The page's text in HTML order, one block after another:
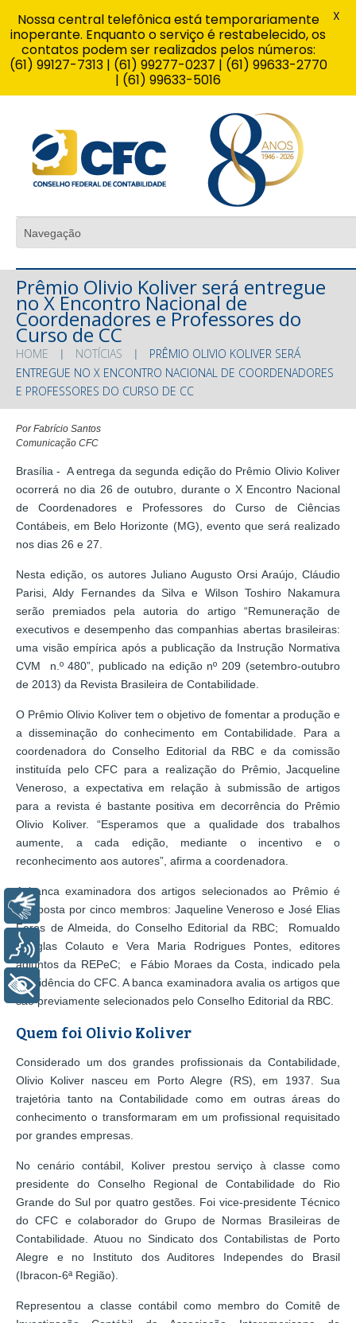
Prêmio Olivio Koliver será entregue
no X Encontro Nacional de
Coordenadores e Professores do
Curso de CC
HOME NOTÍCIAS
PRÊMIO OLIVIO KOLIVER SERÁ
ENTREGUE NO X ENCONTRO NACIONAL DE COORDENADORES
E PROFESSORES DO CURSO DE CC
Por Fabrício Santos
Comunicação CFC
Brasília - A entrega da segunda edição do Prêmio Olivio Koliver
ocorrerá no dia 26 de outubro, durante o X Encontro Nacional
de Coordenadores e Professores do Curso de Ciências
Contábeis, em Belo Horizonte (MG), evento que será realizado
nos dias 26 e 27.
Nesta edição, os autores Juliano Augusto Orsi Araújo, Cláudio
Parisi, Aldy Fernandes da Silva e Wilson Toshiro Nakamura
serão premiados pela autoria do artigo “Remuneração de
executivos e desempenho das companhias abertas brasileiras:
uma visão empírica após a publicação da Instrução Normativa
CVM n.º 480”, publicado na edição nº 209 (setembro-outubro
de 2013) da Revista Brasileira de Contabilidade.
O Prêmio Olivio Koliver tem o objetivo de fomentar a produção e
a disseminação do conhecimento em Contabilidade. Para a
coordenadora do Conselho Editorial da RBC e da comissão
instituída pelo CFC para a realização do Prêmio, Jacqueline
Veneroso, a expectativa em relação à submissão de artigos
para a revista é bastante positiva em decorrência do Prêmio
Olivio Koliver. “Esperamos que a qualidade dos trabalhos
aumente, a cada edição, mediante o incentivo e o
reconhecimento aos autores”, afirma a coordenadora.
A banca examinadora dos artigos selecionados ao Prêmio é
composta por cinco membros: Jaqueline Veneroso e José Elias
Feres de Almeida, do Conselho Editorial da RBC; Romualdo
Douglas Colauto e Vera Maria Rodrigues Pontes, editores
adjuntos da REPeC; e Fábio Moraes da Costa, indicado pela
Presidência do CFC. A banca examinadora avalia os artigos que
são previamente selecionados pelo Conselho Editorial da RBC.
Quem foi Olivio Koliver
Considerado um dos grandes profissionais da Contabilidade,
Olivio Koliver nasceu em Porto Alegre (RS), em 1937. Sua
trajetória tanto na Contabilidade como em outras áreas do
conhecimento o transformaram em um profissional requisitado
por grandes empresas.
No cenário contábil, Koliver prestou serviço à classe como
presidente do Conselho Regional de Contabilidade do Rio
Grande do Sul por quatro gestões. Foi vice-presidente Técnico
do CFC e colaborador do Grupo de Normas Brasileiras de
Contabilidade. Atuou no Sindicato dos Contabilistas de Porto
Alegre e no Instituto dos Auditores Independes do Brasil
(Ibracon-6ª Região).
Representou a classe contábil como membro do Comitê de
Nossa central telefônica está temporariamente
inoperante. Enquanto o serviço é restabelecido, os
contatos podem ser realizados pelos números:
(61) 99127-7313 | (61) 99277-0237 | (61) 99633-2770
| (61) 99633-5016
X
Libras
Voz
+ Acessibilidade